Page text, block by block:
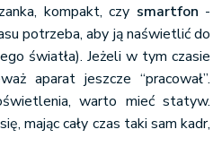
kompakt, czy smartfon -
potrzeba, aby ją naświetlić do
światła). Jeżeli w tym czasie
aparat jeszcze “pracował”.
warto mieć statyw.
mając cały czas taki sam kadr,